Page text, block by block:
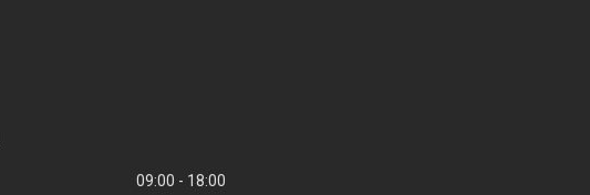
09:00
18:00